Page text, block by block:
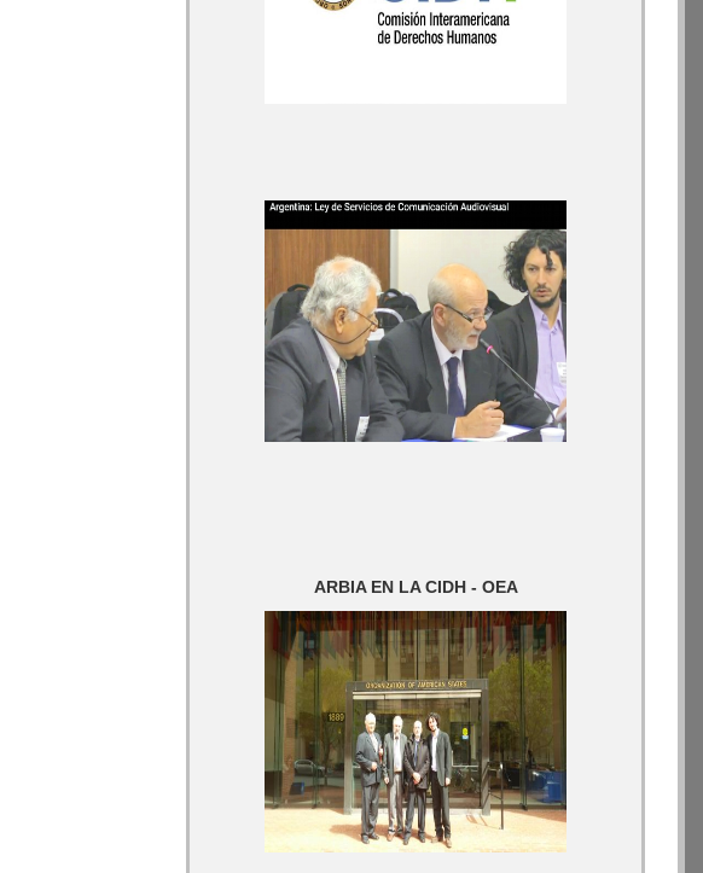
ARBIA EN LA CIDH - OEA